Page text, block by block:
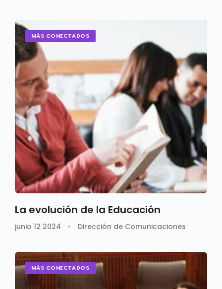
MÁS CONECTADOS
La evolución de la Educación
junio 12 2024 Dirección de Comunicaciones
MÁS CONECTADOS